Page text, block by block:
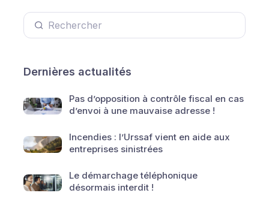
Dernières actualités
Pas d’opposition à contrôle fiscal en cas
d’envoi à une mauvaise adresse !
Incendies : l’Urssaf vient en aide aux
entreprises sinistrées
Le démarchage téléphonique
désormais interdit !